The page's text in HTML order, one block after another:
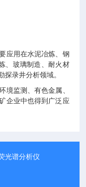
应用在水泥冶炼、钢
、玻璃制造、耐火材
探录井分析领域。
境监测、有色金属、
企业中也得到广泛应
光谱分析仪